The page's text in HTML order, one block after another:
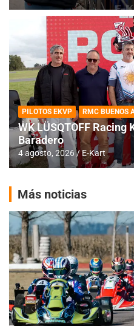
PILOTOS EKVP RMC BUENOS
WK LÜSQTOFF
Baradero
4 agosto, 2026 E-Kart
Más noticias